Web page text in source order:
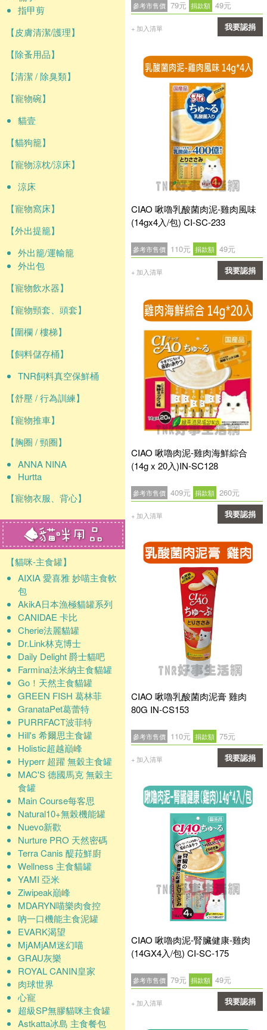
指甲剪
【皮膚清潔/護理】
【除蚤用品】
【清潔 / 除臭類】
【寵物碗】
貓壹
【貓狗籠】
【寵物涼枕/涼床】
涼床
【寵物窩床】
【外出提籠】
外出籠/運輸籠
外出包
【寵物飲水器】
【寵物頸套、頭套】
【圍欄 / 樓梯】
【飼料儲存桶】
TNR飼料真空保鮮桶
【舒壓 / 行為訓練】
【寵物推車】
【胸圈 / 頸圈】
ANNA NINA
Hurtta
【寵物衣服、背心】
【貓咪-主食罐】
AIXIA 愛喜雅 妙喵主食軟
包
AkikA日本漁極貓罐系列
CANIDAE 卡比
Cherie法麗貓罐
Dr.Link林克博士
Daily Delight 爵士貓吧
Farmina法米納主食貓罐
Go！天然主食貓罐
GREEN FISH 葛林菲
GranataPet葛蕾特
PURRFACT波菲特
Hill's 希爾思主食罐
Holistic超越巔峰
Hyperr 超躍 無穀主食罐
MAC'S 德國馬克 無穀主
食罐
Main Course每客思
Natural10+無榖機能罐
Nuevo新歡
Nurture PRO 天然密碼
Terra Canis 醍菈鮮廚
Wellness 主食貓罐
YAMI 亞米
Ziwipeak巔峰
MDARYN喵樂肉食控
吶一口機能主食泥罐
EVARK渴望
MjAMjAM迷幻喵
GRAU灰樂
ROYAL CANIN皇家
肉球世界
心寵
超級SP無膠貓咪主食罐
Astkatta冰島 主食餐包
參考市售價 79元 捐款額 49元
+ 加入清單 我要認捐
CIAO 啾嚕乳酸菌肉泥-雞肉風味
(14gx4入/包) CI-SC-233
參考市售價 110元 捐款額 49元
+ 加入清單 我要認捐
CIAO 啾嚕肉泥-雞肉海鮮綜合
(14g x 20入)IN-SC128
參考市售價 409元 捐款額 260元
+ 加入清單 我要認捐
CIAO 啾嚕乳酸菌肉泥膏 雞肉
80G IN-CS153
參考市售價 110元 捐款額 75元
+ 加入清單 我要認捐
CIAO 啾嚕肉泥-腎臟健康-雞肉
(14GX4入/包) CI-SC-175
參考市售價 79元 捐款額 49元
+ 加入清單 我要認捐